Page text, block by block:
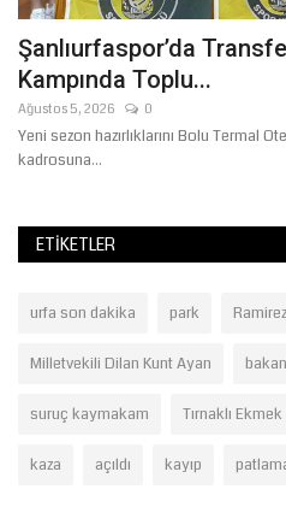
Şanlıurfaspor’da
Kampında Toplu...
Ağustos 5, 2026 0
Yeni sezon hazırlıklarını Bolu Termal
kadrosuna...
ETIKETLER
urfa son dakika park Ramirez
Milletvekili Dilan Kunt Ayan
suruç kaymakam Tırnaklı Ekmek
kaza açıldı kayıp